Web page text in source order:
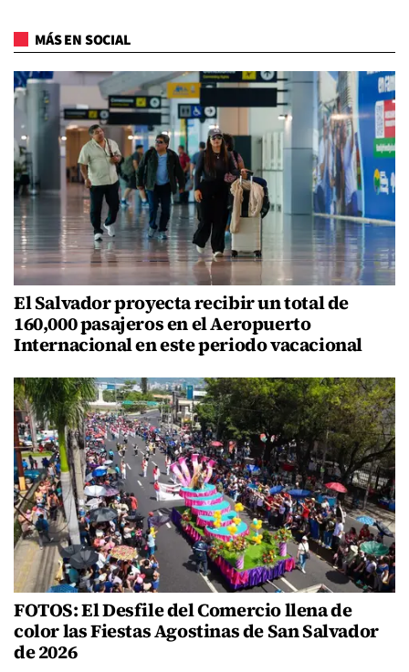
MÁS EN SOCIAL
El Salvador proyecta recibir un total de
160,000 pasajeros en el Aeropuerto
Internacional en este periodo vacacional
FOTOS: El Desfile del Comercio llena de
color las Fiestas Agostinas de San Salvador
de 2026